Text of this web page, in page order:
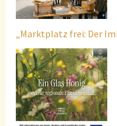
„Marktplatz frei: Der